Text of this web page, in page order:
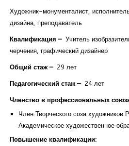
Художник-монументалист,
дизайна, преподаватель
Квалификация – Учитель
черчения, графический дизайнер
Общий стаж – 29 лет
Педагогический стаж– 24 лет
Членство в профессиональных
Член Творческого соза художников
Академическое художественное
Повышение квалификации: